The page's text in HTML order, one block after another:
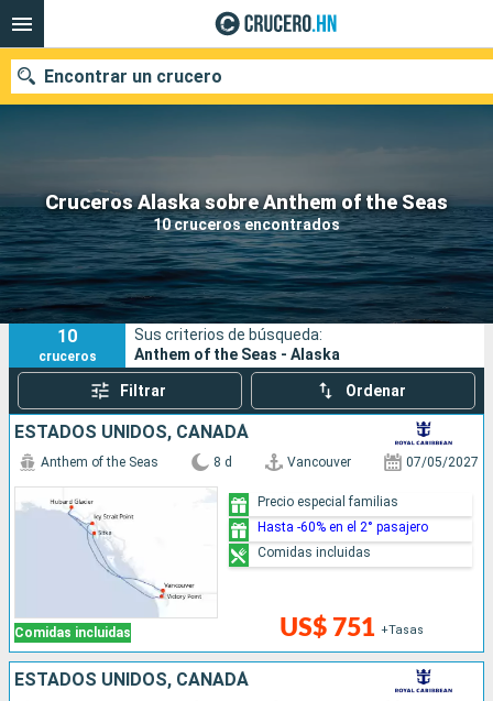
Cruceros Alaska sobre Anthem of the Seas
10 cruceros encontrados
Encontrar un crucero
Nuestros destinos
Fecha de salida
Puertos Compañías
Buscar
10
cruceros
Sus criterios de búsqueda:
Anthem of the Seas - Alaska
Filtrar Ordenar
ESTADOS UNIDOS, CANADÁ
Comidas incluidas
Anthem of the Seas 8 d Vancouver 07/05/2027
US$ 751 +Tasas
Precio especial familias
Hasta -60% en el 2° pasajero
Comidas incluidas
ESTADOS UNIDOS, CANADÁ